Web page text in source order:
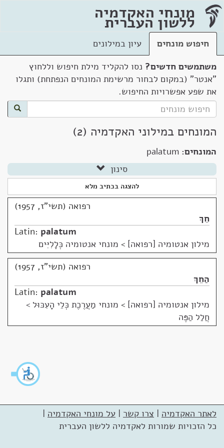
מונחי האקדמיה
ללשון העברית
חיפוש מונחים
עיון במילונים
משתמשים חדשים? נסו להקליד מילת חיפוש וללחוץ
"אנטר" (במקום לבחור מרשימת המונחים הנפתחת) ותגלו
את שפע אפשרויות החיפוש.
המונחים במילוני האקדמיה (2)
המונחים: palatum
סינון
להצגה בכתיב מלא
רפואה (תשי"ז, 1957)
חֵךְ
Latin: palatum
מילון אנטומיה [רפואה] > מונחי אנטומיה כְּלָלִיִּים
רפואה (תשי"ז, 1957)
הַחֵךְ
Latin: palatum
מילון אנטומיה [רפואה] > מונחי מַעֲרֶכֶת כְּלֵי הָעִכּוּל >
חֲלַל הַפֶּה
לאתר האקדמיה | צרו קשר | על מונחי האקדמיה |
כל הזכויות שמורות לאקדמיה ללשון העברית